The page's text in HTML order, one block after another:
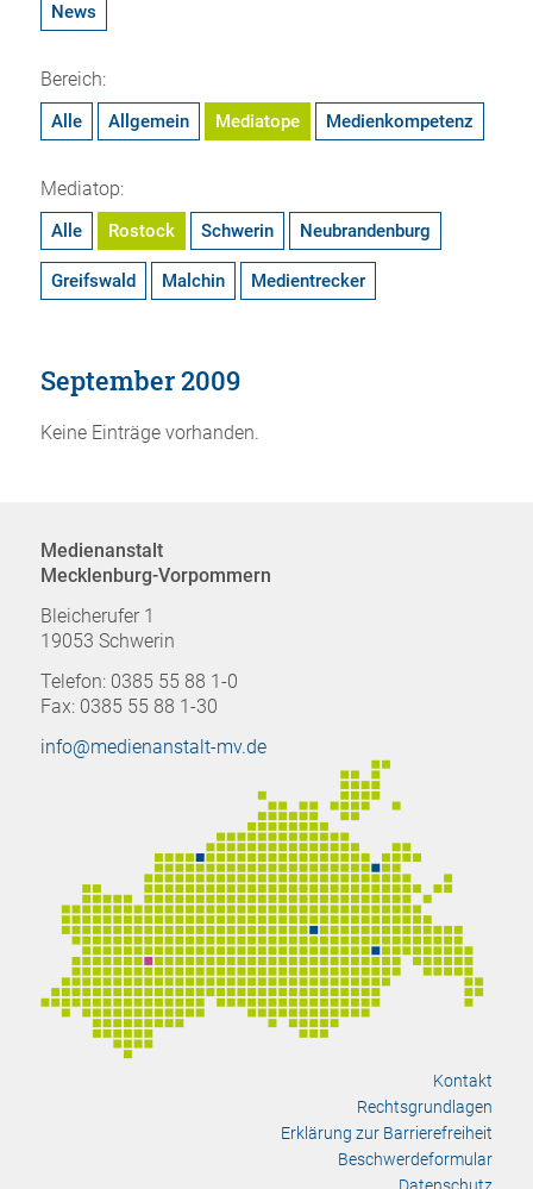
News
Bereich:
Alle Allgemein Mediatope Medienkompetenz
Mediatop:
Alle Rostock Schwerin Neubrandenburg
Greifswald Malchin Medientrecker
September 2009
Keine Einträge vorhanden.
Medienanstalt
Mecklenburg-Vorpommern
Bleicherufer 1
19053 Schwerin
Telefon: 0385 55 88 1-0
Fax: 0385 55 88 1-30
info@medienanstalt-mv.de
Kontakt
Rechtsgrundlagen
Erklärung zur Barrierefreiheit
Beschwerdeformular
Datenschutz